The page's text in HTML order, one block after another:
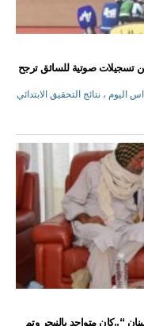
تسجيلات صوتية للسائق ترجح
اليوم ، نتائج التحقيق الابتدائي
“..كان متواجد بالنيجر وتم